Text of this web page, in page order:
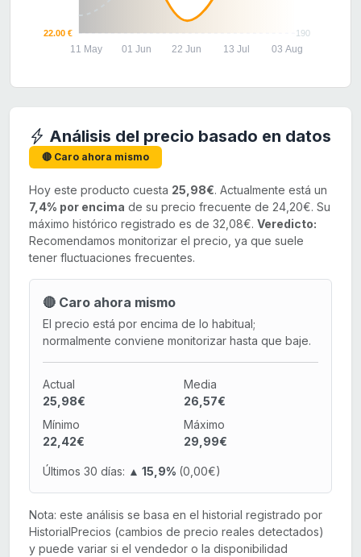
190
22.00 €
11 May 01 Jun 22 Jun 13 Jul 03 Aug
Análisis del precio basado en datos
🔴 Caro ahora mismo
Hoy este producto cuesta 25,98€. Actualmente está un
7,4% por encima de su precio frecuente de 24,20€. Su
máximo histórico registrado es de 32,08€. Veredicto:
Recomendamos monitorizar el precio, ya que suele
tener fluctuaciones frecuentes.
🔴 Caro ahora mismo
El precio está por encima de lo habitual;
normalmente conviene monitorizar hasta que baje.
Actual
25,98€
Media
26,57€
Mínimo
22,42€
Máximo
29,99€
Últimos 30 días: ▲ 15,9% (0,00€)
Nota: este análisis se basa en el historial registrado por
HistorialPrecios (cambios de precio reales detectados)
y puede variar si el vendedor o la disponibilidad